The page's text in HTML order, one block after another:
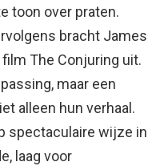
toon over praten.
bracht James
The Conjuring uit.
maar een
alleen hun verhaal.
spectaculaire wijze in
laag voor